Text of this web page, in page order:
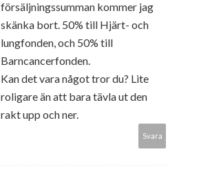
försäljningssumman kommer jag
skänka bort. 50% till Hjärt- och
lungfonden, och 50% till
Barncancerfonden.
Kan det vara något tror du? Lite
roligare än att bara tävla ut den
rakt upp och ner.
Svara